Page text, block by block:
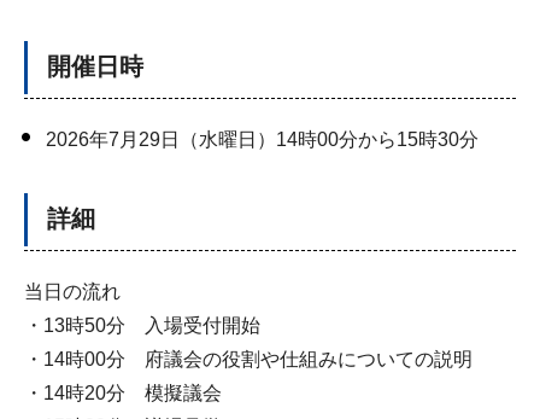
開催日時
2026年7月29日（水曜日）14時00分から15時30分
詳細
当日の流れ
・13時50分 入場受付開始
・14時00分 府議会の役割や仕組みについての説明
・14時20分 模擬議会